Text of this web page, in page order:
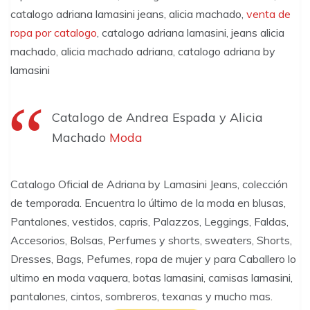
catalogo adriana lamasini jeans, alicia machado, venta de
ropa por catalogo , catalogo adriana lamasini, jeans alicia
machado, alicia machado adriana, catalogo adriana by
lamasini
Catalogo de Andrea Espada y Alicia
Machado Moda
Catalogo Oficial de Adriana by Lamasini Jeans, colección
de temporada. Encuentra lo último de la moda en blusas,
Pantalones, vestidos, capris, Palazzos, Leggings, Faldas,
Accesorios, Bolsas, Perfumes y shorts, sweaters, Shorts,
Dresses, Bags, Pefumes, ropa de mujer y para Caballero lo
ultimo en moda vaquera, botas lamasini, camisas lamasini,
pantalones, cintos, sombreros, texanas y mucho mas.